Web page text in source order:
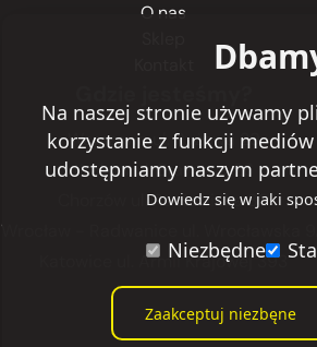
O nas
Warszawaul. Ryżowa 29
Krakówul. Stawowa 26
ul. Racławicka 30
Wrocław - Radwanice
ul. Armii Krajowej 393
Na naszej stronie używamy
korzystanie z funkcji
udostępniamy naszym
Dowiedz się w jaki
Niezbędne
Zaakceptuj niezbęne